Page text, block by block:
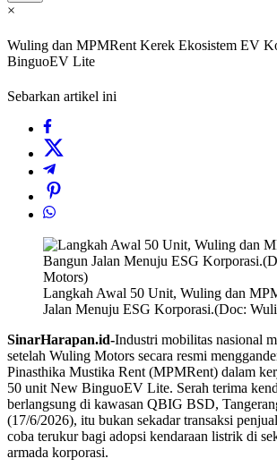
×
Wuling dan MPMRent Kerek Ekosistem EV
BinguoEV Lite
Sebarkan artikel ini
Langkah Awal 50 Unit, Wuling dan
Jalan Menuju ESG Korporasi.(Doc:
SinarHarapan.id-Industri mobilitas nasional
setelah Wuling Motors secara resmi
Pinasthika Mustika Rent (MPMRent) dalam
50 unit New BinguoEV Lite. Serah terima
berlangsung di kawasan QBIG BSD,
(17/6/2026), itu bukan sekadar transaksi
coba terukur bagi adopsi kendaraan listrik di
armada korporasi.